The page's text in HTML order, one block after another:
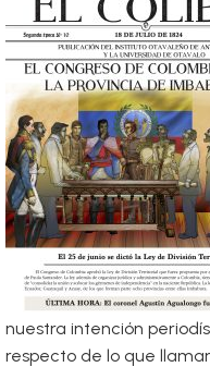
nuestra intención
respecto de lo que